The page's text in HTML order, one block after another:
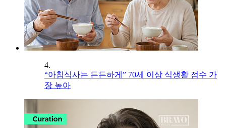
4.
“아침식사는 든든하게” 70세 이상 식생활 점수 가
장 높아